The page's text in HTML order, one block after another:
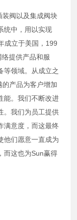
装阀以及集成阀块
统中，用以实现
成立于美国，199
提供产品和服
等领域。从成立之
产品为客户增加
能。我们不断改进
。我们为员工提供
满意度，而这最终
他们愿意一直成为
而这也为Sun赢得